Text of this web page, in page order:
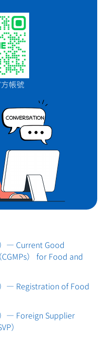
帳號
— Current Good
） for Food and
— Registration of Food
— Foreign Supplier
）